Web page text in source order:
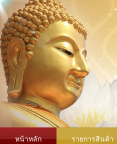
หน้าหลัก รายการสินค้า